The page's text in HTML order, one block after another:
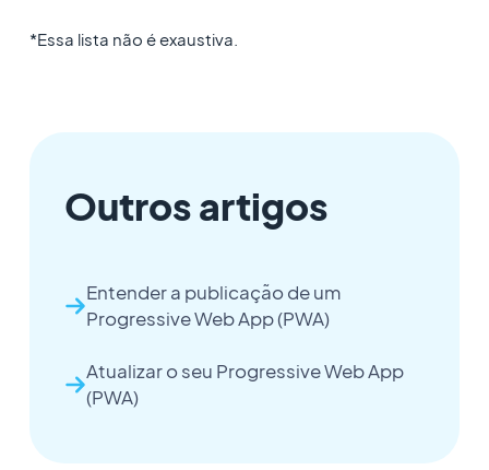
*Essa lista não é exaustiva.
Outros artigos
Entender a publicação de um
Progressive Web App (PWA)
Atualizar o seu Progressive Web App
(PWA)